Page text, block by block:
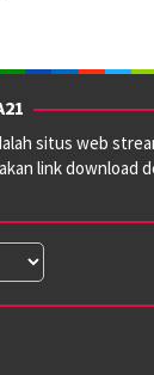
situs web
link download